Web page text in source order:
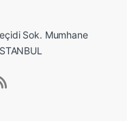
Sok. Mumhane